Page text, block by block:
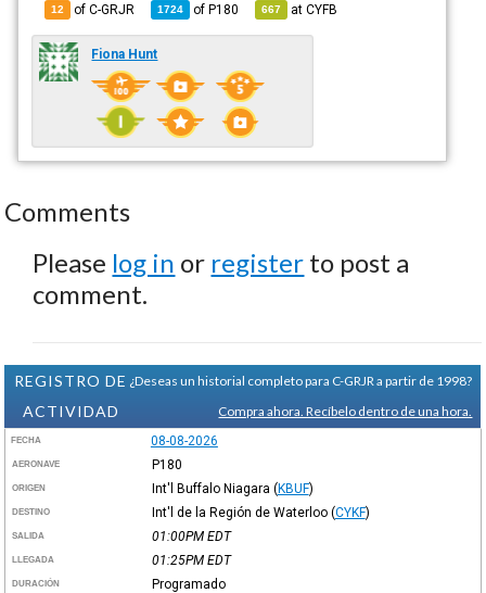
12 of C-GRJR 1724 ofP180 667 atCYFB
Fiona Hunt
Comments
Please log in or register to post a
comment.
REGISTRO DE
ACTIVIDAD
¿Deseas un historial completo para C-GRJR a partir de 1998?
Compra ahora. Recíbelo dentro de una hora.
FECHA 08-08-2026
AERONAVE P180
ORIGEN Int'l Buffalo Niagara (KBUF)
DESTINO Int'l de la Región de Waterloo (CYKF)
SALIDA 01:00PM EDT
LLEGADA 01:25PM EDT
DURACIÓN Programado